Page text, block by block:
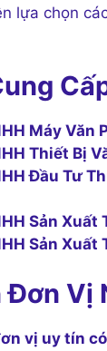
lựa chọn
Máy Văn
Thiết Bị
Đầu Tư
Sản
Sản Xuất
Đơn Vị
vị uy tín